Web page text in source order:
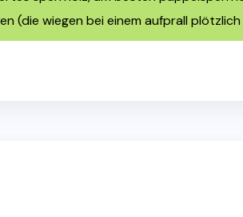
(die wiegen bei einem aufprall